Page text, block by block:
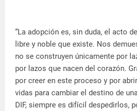
“La adopción es, sin duda, el acto
libre y noble que existe. Nos
no se construyen únicamente por
por lazos que nacen del corazón.
por creer en este proceso y por
vidas para cambiar el destino de
DIF, siempre es difícil despedirlos,